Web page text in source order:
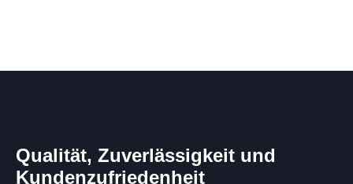
Qualität, Zuverlässigkeit und
Kundenzufriedenheit